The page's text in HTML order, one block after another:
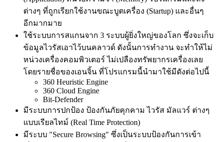
ต่างๆ ที่ถูกเรียกใช้งานขณะบูตเครื่อง (Startup) และอื่นๆ
อีกมากมาย
ใช้ระบบการสแกนจาก 3 ระบบผู้ยิ่งใหญ่ของโลก ซึ่งจะเก็บ
ข้อมูลไวรัสเอาไว้บนคลาวด์ ดังนั้นการทำงาน จะทำให้ไม่
หน่วงเครื่องคอมพิวเตอร์ ไม่เปลืองทรัพยากรเครื่องเลย
โดยรายชื่อของเอนจิ้น ที่โปรแกรมนี้นำมาใช้มีดังต่อไปนี้
360 Heuristic Engine
360 Cloud Engine
Bit-Defender
มีระบบการปกป้อง ป้องกันภัยคุกคาม ไวรัส มัลแวร์ ต่างๆ
แบบเรียลไทม์ (Real Time Protection)
มีระบบ "Secure Browsing" ซึ่งเป็นระบบป้องกันการเข้า